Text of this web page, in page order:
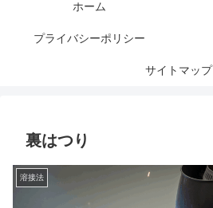
ホーム
プライバシーポリシー
サイトマップ
裏はつり
溶接法